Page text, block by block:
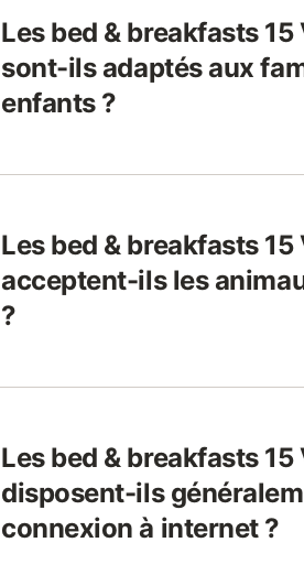
Les bed & breakfasts
sont-ils adaptés aux
enfants ?
Les bed & breakfasts
acceptent-ils les
?
Les bed & breakfasts
disposent-ils
connexion à internet ?